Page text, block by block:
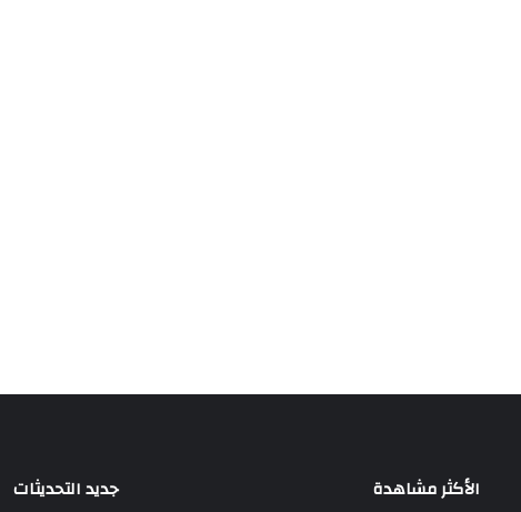
الأكثر مشاهدة جديد التحديثات